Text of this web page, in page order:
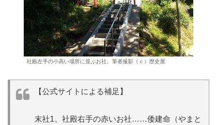
社殿左手の小高い場所に並ぶお社。筆者撮影（ｃ）歴史屋
【公式サイトによる補足】
末社1、社殿右手の赤いお社……倭建命（やまと